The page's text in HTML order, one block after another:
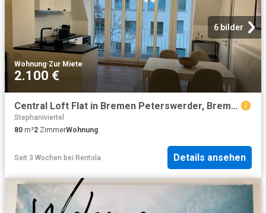
6 bilder
Wohnung·Zur Miete
2.100 €
Central Loft Flat in Bremen Peterswerder, Bremen Amsterdam Apartments for Rent
Stephaniviertel
80 m²2 ZimmerWohnung
Seit 3 Wochen bei Rentola Details ansehen